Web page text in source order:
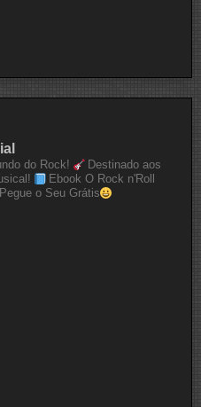
do Rock!
Destinado aos
Ebook O Rock n'Roll
o Seu Grátis